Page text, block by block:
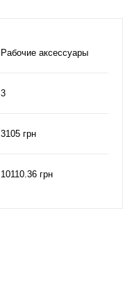
Рабочие аксессуары
3
3105 грн
10110.36 грн